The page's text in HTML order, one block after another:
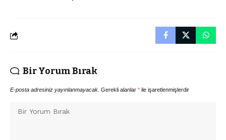
Bir Yorum Bırak
E-posta adresiniz yayınlanmayacak. Gerekli alanlar * ile işaretlenmişlerdir